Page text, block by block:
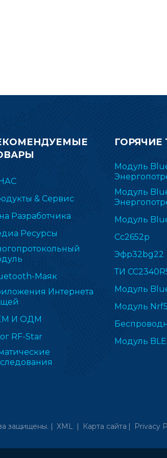
& Сервис
Разработчика
Ресурсы
Маяк
Интернета
И ОДМ
RF-Star
ГОРЯЧИЕ
Модуль
Модуль
Модуль
Cc2652p
Эфр32bg22
ТИ
Модуль
Модуль
Модуль BLE
защищены. | XML | Карта сайта | Privacy